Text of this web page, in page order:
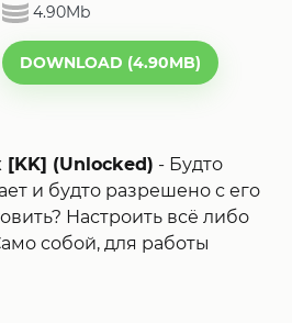
4.90Mb
DOWNLOAD (4.90MB)
[KK] (Unlocked) - Будто
и будто разрешено с его
Настроить всё либо
собой, для работы
Root-права. Как их
в заметке про